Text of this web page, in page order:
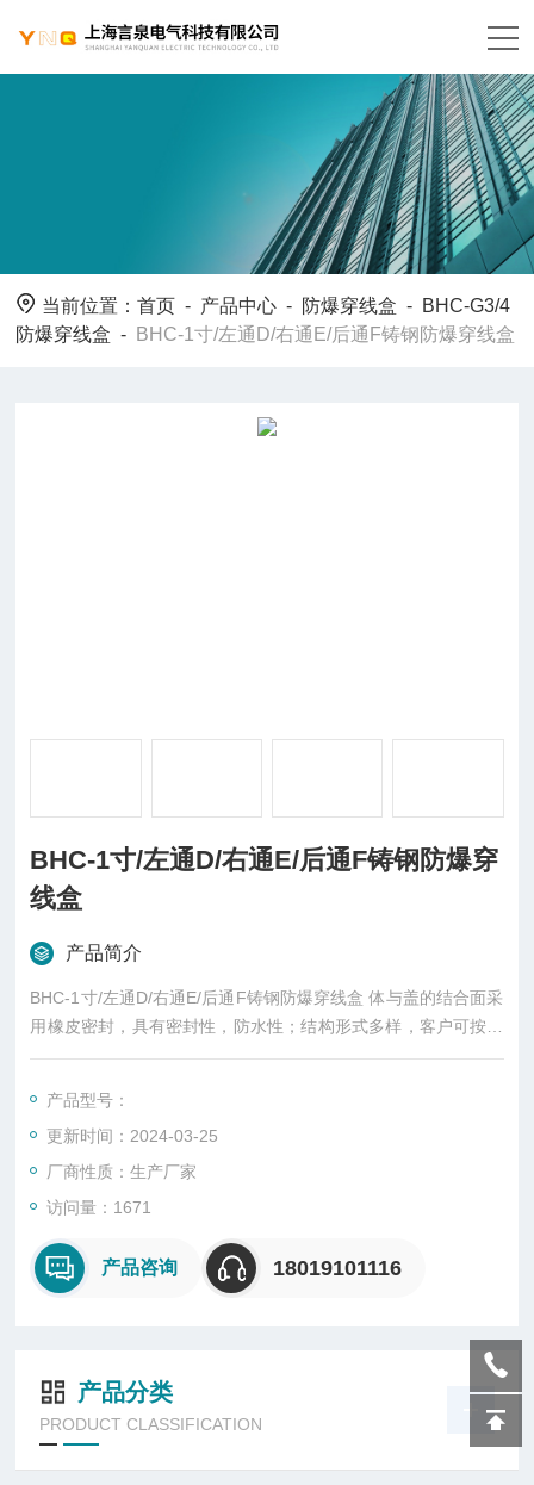
当前位置：首页 - 产品中心 - 防爆穿线盒 - BHC-G3/4
防爆穿线盒 - BHC-1寸/左通D/右通E/后通F铸钢防爆穿线盒
BHC-1寸/左通D/右通E/后通F铸钢防爆穿
线盒
产品简介
BHC-1寸/左通D/右通E/后通F铸钢防爆穿线盒 体与盖的结合面采
用橡皮密封，具有密封性，防水性；结构形式多样，客户可按需
选用。
产品型号：
更新时间：2024-03-25
厂商性质：生产厂家
访问量：1671
产品咨询 18019101116
产品分类
PRODUCT CLASSIFICATION